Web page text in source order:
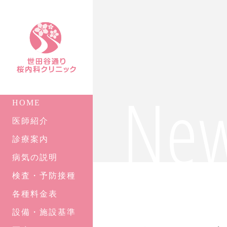
HOME
医師紹介
診療案内
病気の説明
検査・予防接種
各種料金表
設備・施設基準